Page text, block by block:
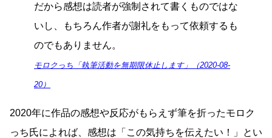
だから感想は読者が強制されて書くものではな
いし、もちろん作者が謝礼をもって依頼するも
のでもありません。
モロクっち「執筆活動を無期限休止します」（2020-08-
20）
2020年に作品の感想や反応がもらえず筆を折ったモロク
っち氏によれば、感想は「この気持ちを伝えたい！」とい